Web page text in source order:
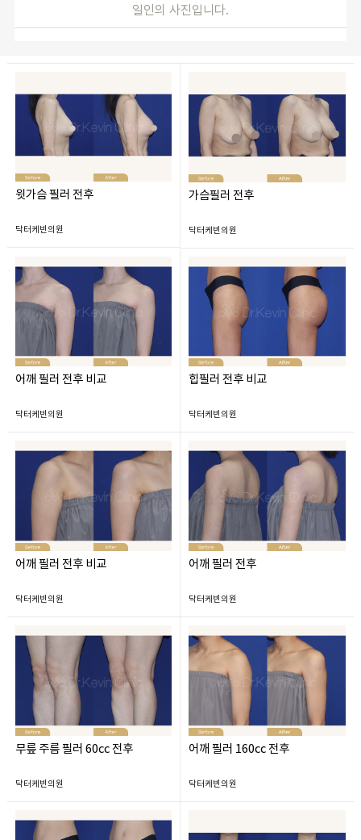
일인의 사진입니다.
윗가슴 필러 전후
닥터케빈의원
가슴필러 전후
닥터케빈의원
어깨 필러 전후 비교
닥터케빈의원
힙필러 전후 비교
닥터케빈의원
어깨 필러 전후 비교
닥터케빈의원
어깨 필러 전후
닥터케빈의원
무릎 주름 필러 60cc 전후
닥터케빈의원
어깨 필러 160cc 전후
닥터케빈의원